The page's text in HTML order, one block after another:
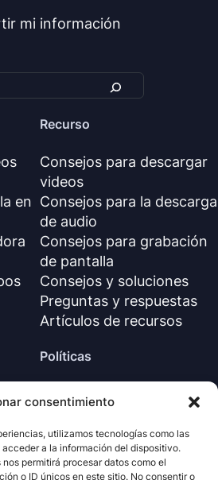
consentimiento
utilizamos tecnologías como las
a la información del dispositivo.
permitirá procesar datos como el
o ID únicos en este sitio. No consentir o
mi información
en
Recurso
Consejos para descargar
videos
Consejos para la descarga
de audio
Consejos para grabación
de pantalla
Consejos y soluciones
Preguntas y respuestas
Artículos de recursos
Políticas
Política de reembolso
Acuerdo de licencia (EN)
Términos y condiciones
Desinstalar